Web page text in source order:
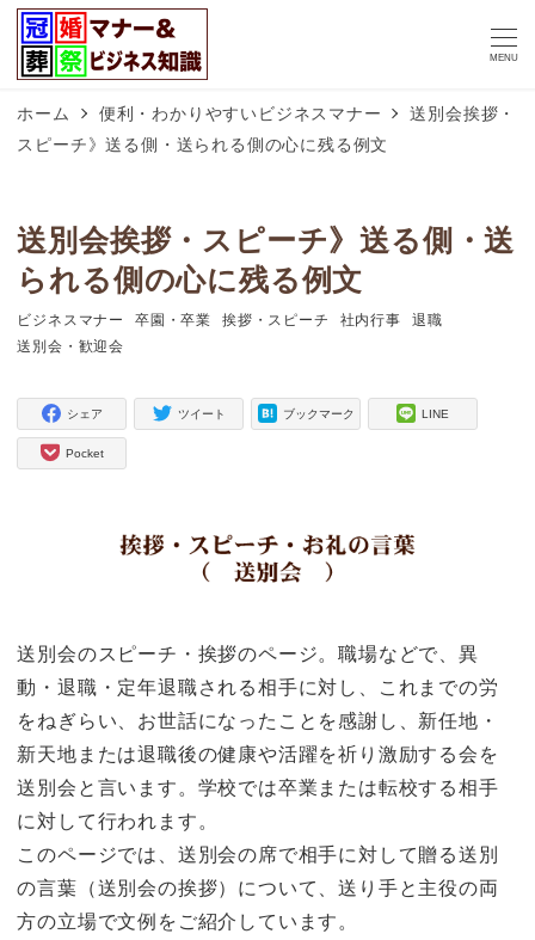
MENU
ホーム 便利・わかりやすいビジネスマナー
送別会挨拶・
スピーチ》送る側・送られる側の心に残る例文
送別会挨拶・スピーチ》送る側・送
られる側の心に残る例文
タグ
ビジネスマナー
タグ
卒園・卒業
タグ
挨拶・スピーチ
タグ
社内行事
タグ
退職
タグ
送別会・歓迎会
シェア ツイート ブックマーク LINE
Pocket
送別会のスピーチ・挨拶のページ。職場などで、異
動・退職・定年退職される相手に対し、これまでの労
をねぎらい、お世話になったことを感謝し、新任地・
新天地または退職後の健康や活躍を祈り激励する会を
送別会と言います。学校では卒業または転校する相手
に対して行われます。
このページでは、送別会の席で相手に対して贈る送別
の言葉（送別会の挨拶）について、送り手と主役の両
方の立場で文例をご紹介しています。